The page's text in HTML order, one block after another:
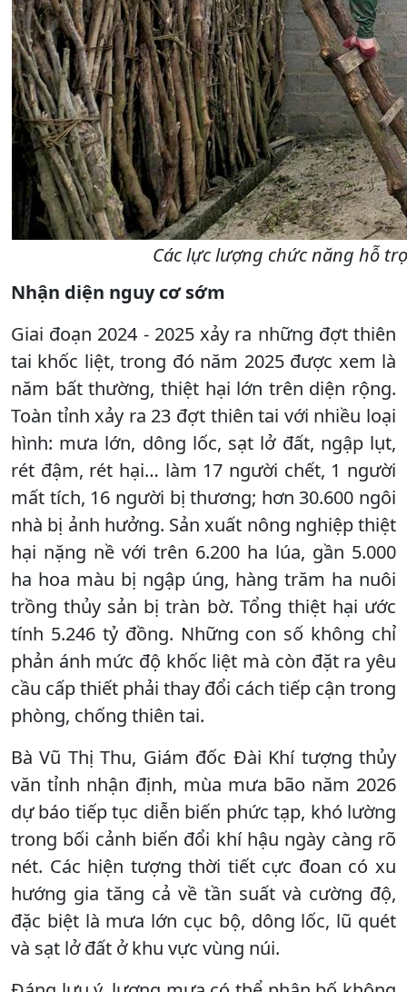
Các lực lượng chức năng hỗ
Nhận diện nguy cơ sớm
Giai đoạn 2024 - 2025 xảy ra những đợt thiên
tai khốc liệt, trong đó năm 2025 được xem là
năm bất thường, thiệt hại lớn trên diện rộng.
Toàn tỉnh xảy ra 23 đợt thiên tai với nhiều loại
hình: mưa lớn, dông lốc, sạt lở đất, ngập lụt,
rét đậm, rét hại… làm 17 người chết, 1 người
mất tích, 16 người bị thương; hơn 30.600 ngôi
nhà bị ảnh hưởng. Sản xuất nông nghiệp thiệt
hại nặng nề với trên 6.200 ha lúa, gần 5.000
ha hoa màu bị ngập úng, hàng trăm ha nuôi
trồng thủy sản bị tràn bờ. Tổng thiệt hại ước
tính 5.246 tỷ đồng. Những con số không chỉ
phản ánh mức độ khốc liệt mà còn đặt ra yêu
cầu cấp thiết phải thay đổi cách tiếp cận trong
phòng, chống thiên tai.
Bà Vũ Thị Thu, Giám đốc Đài Khí tượng thủy
văn tỉnh nhận định, mùa mưa bão năm 2026
dự báo tiếp tục diễn biến phức tạp, khó lường
trong bối cảnh biến đổi khí hậu ngày càng rõ
nét. Các hiện tượng thời tiết cực đoan có xu
hướng gia tăng cả về tần suất và cường độ,
đặc biệt là mưa lớn cục bộ, dông lốc, lũ quét
và sạt lở đất ở khu vực vùng núi.